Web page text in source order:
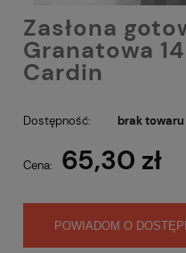
Zasłona
Granatowa
Cardin
Dostępność: brak towaru
Cena: 65,30 zł
POWIADOM O